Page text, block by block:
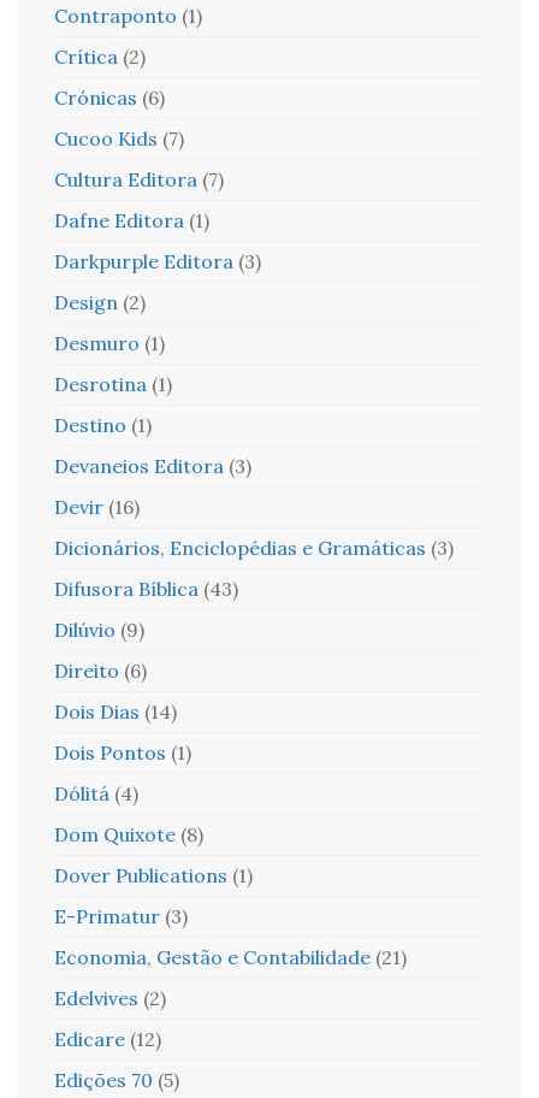
Contraponto (1)
Crítica (2)
Crónicas (6)
Cucoo Kids (7)
Cultura Editora (7)
Dafne Editora (1)
Darkpurple Editora (3)
Design (2)
Desmuro (1)
Desrotina (1)
Destino (1)
Devaneios Editora (3)
Devir (16)
Dicionários, Enciclopédias e Gramáticas (3)
Difusora Bíblica (43)
Dilúvio (9)
Direito (6)
Dois Dias (14)
Dois Pontos (1)
Dólitá (4)
Dom Quixote (8)
Dover Publications (1)
E-Primatur (3)
Economia, Gestão e Contabilidade (21)
Edelvives (2)
Edicare (12)
Edições 70 (5)